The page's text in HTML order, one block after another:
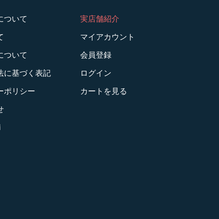
ついて
ついて
に基づく表記
ポリシー
実店舗紹介
マイアカウント
会員登録
ログイン
カートを見る